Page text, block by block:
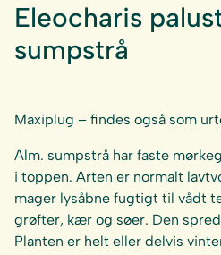
Eleocharis
sumpstrå
Maxiplug – findes også som
Alm. sumpstrå har faste
i toppen. Arten er normalt
mager lysåbne fugtigt til vådt
grøfter, kær og søer. Den
Planten er helt eller delvis